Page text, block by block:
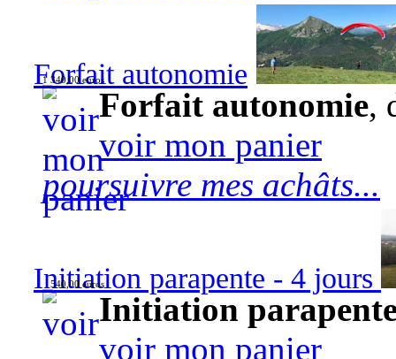
Forfait autonomie
1 340,00 euros
Forfait autonomie,
voir mon panier
poursuivre mes achâts...
Initiation parapente - 4 jours
540,00 euros
Initiation
voir mon panier